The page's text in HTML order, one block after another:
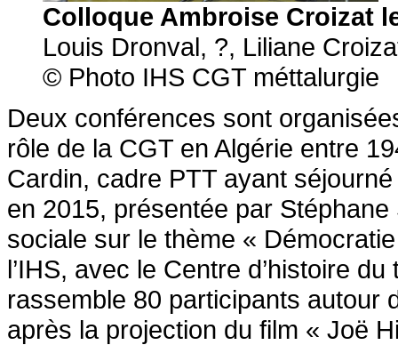
Colloque Ambroise Croizat
Louis Dronval, ?, Liliane
© Photo IHS CGT méttalurgie
Deux conférences sont
rôle de la CGT en Algérie entre
Cardin, cadre PTT ayant
en 2015, présentée par
sociale sur le thème «
l’IHS, avec le Centre d’histoire
rassemble 80 participants autour
après la projection du film « Joë